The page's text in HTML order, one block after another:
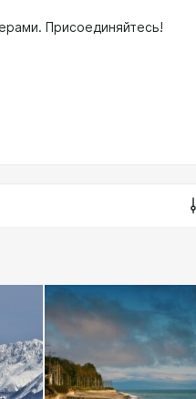
Присоединяйтесь!